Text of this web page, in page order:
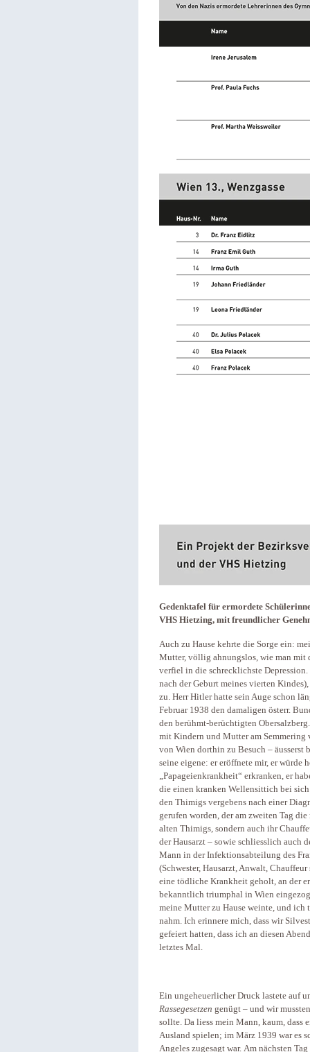
Gedenktafel für ermordete
VHS Hietzing, mit freundlicher
Auch zu Hause kehrte die Sorge ein:
Mutter, völlig ahnungslos, wie man mit
verfiel in die schrecklichste
nach der Geburt meines vierten
zu. Herr Hitler hatte sein Auge schon
Februar 1938 den damaligen österr.
den berühmt-berüchtigten
mit Kindern und Mutter am Semmering
von Wien dorthin zu Besuch – äusserst
seine eigene: er eröffnete mir, er würde
„Papageienkrankheit“ erkranken, er
die einen kranken Wellensittich bei
den Thimigs vergebens nach einer
gerufen worden, der am zweiten Tag
alten Thimigs, sondern auch ihr
der Hausarzt – sowie schliesslich auch
Mann in der Infektionsabteilung des
(Schwester, Hausarzt, Anwalt,
eine tödliche Krankheit geholt, an der
bekanntlich triumphal in Wien
meine Mutter zu Hause weinte, und
nahm. Ich erinnere mich, dass wir
gefeiert hatten, dass ich an diesen
letztes Mal.
Ein ungeheuerlicher Druck lastete auf
Rassegesetzen genügt – und wir
sollte. Da liess mein Mann, kaum, dass
Ausland spielen; im März 1939 war es
Angeles zugesagt war. Am nächsten